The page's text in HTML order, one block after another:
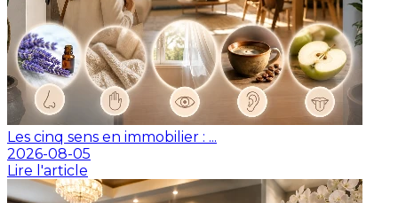
Les cinq sens en immobilier : ...
2026-08-05
Lire l'article